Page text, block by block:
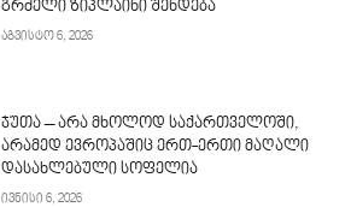
გრძელი ზიპლაინი შენდება
აგვისტო 6, 2026
ჯუთა – არა მხოლოდ საქართველოში,
არამედ ევროპაშიც ერთ-ერთი მაღალი
დასახლებული სოფელია
ივნისი 6, 2026